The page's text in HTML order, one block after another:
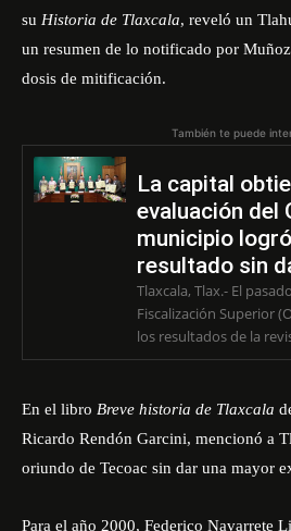
su Historia de Tlaxcala, reveló un
un resumen de lo notificado por
dosis de mitificación.
También te puede
La capital
evaluación del
municipio
resultado sin
Tlaxcala, Tlax.- El
Fiscalización Superior
los resultados de la
En el libro Breve historia de Tlaxcala
Ricardo Rendón Garcini, mencionó a
oriundo de Tecoac sin dar una mayor
Para el año 2000, Federico Navarrete